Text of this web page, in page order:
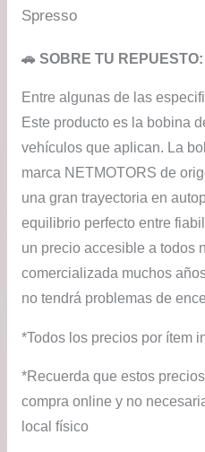
Spresso
🚗 SOBRE TU REPUESTO:
Entre algunas de las
Este producto es la bobina
vehículos que aplican. La
marca NETMOTORS de
una gran trayectoria en
equilibrio perfecto entre
un precio accesible a todos
comercializada muchos
no tendrá problemas de
*Todos los precios por ítem
*Recuerda que estos
compra online y no
local físico